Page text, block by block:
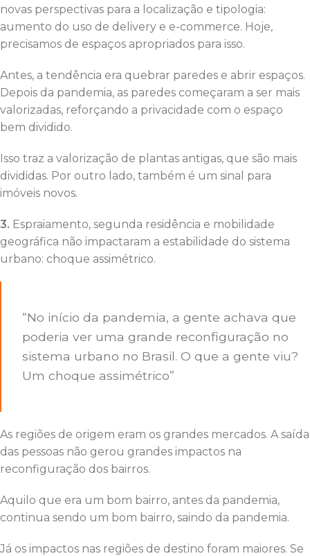
novas perspectivas para a localização e tipologia:
aumento do uso de delivery e e-commerce. Hoje,
precisamos de espaços apropriados para isso.
Antes, a tendência era quebrar paredes e abrir espaços.
Depois da pandemia, as paredes começaram a ser mais
valorizadas, reforçando a privacidade com o espaço
bem dividido.
Isso traz a valorização de plantas antigas, que são mais
divididas. Por outro lado, também é um sinal para
imóveis novos.
3. Espraiamento, segunda residência e mobilidade
geográfica não impactaram a estabilidade do sistema
urbano: choque assimétrico.
“No início da pandemia, a gente achava que
poderia ver uma grande reconfiguração no
sistema urbano no Brasil. O que a gente viu?
Um choque assimétrico”
As regiões de origem eram os grandes mercados. A saída
das pessoas não gerou grandes impactos na
reconfiguração dos bairros.
Aquilo que era um bom bairro, antes da pandemia,
continua sendo um bom bairro, saindo da pandemia.
Já os impactos nas regiões de destino foram maiores. Se